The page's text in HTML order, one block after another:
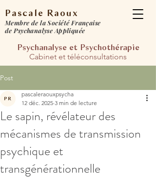
Pascale Raoux
Membre de la Société Française
de Psychanalyse Appliquée
Psychanalyse et Psychothérapie​
Cabinet et téléconsultations​​
Post
Le sapin, révélateur des
mécanismes de transmission
psychique et
transgénérationnelle
pascaleraouxpsycha
12 déc. 2025 3 min de lecture